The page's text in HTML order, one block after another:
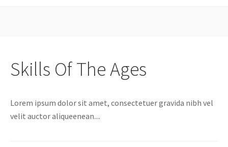
Skills Of The Ages
Lorem ipsum dolor sit amet, consectetuer gravida nibh vel
velit auctor aliqueenean....